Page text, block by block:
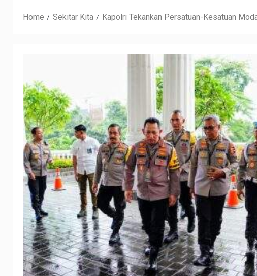
Home Sekitar Kita Kapolri Tekankan Persatuan-Kesatuan